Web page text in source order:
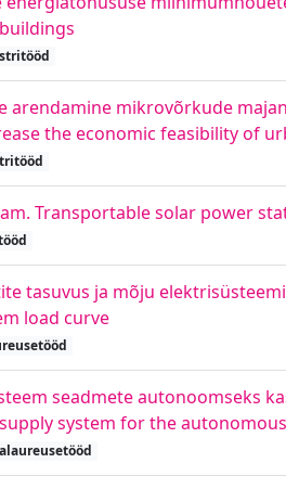
arendamine mikrovõrkude
the economic feasibility of
Transportable solar power
tasuvus ja mõju
load curve
seadmete autonoomseks
system for the